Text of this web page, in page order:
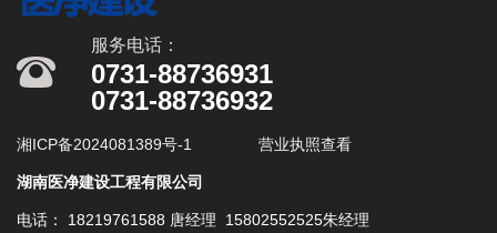
服务电话：
0731-88736931
0731-88736932
湘ICP备2024081389号-1 营业执照查看
湖南医净建设工程有限公司
电话： 18219761588 唐经理 15802552525朱经理